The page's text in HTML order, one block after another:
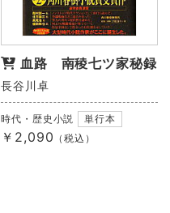
血路 南稜七ツ家秘録
長谷川卓
時代・歴史小説 単行本
￥2,090 （税込）